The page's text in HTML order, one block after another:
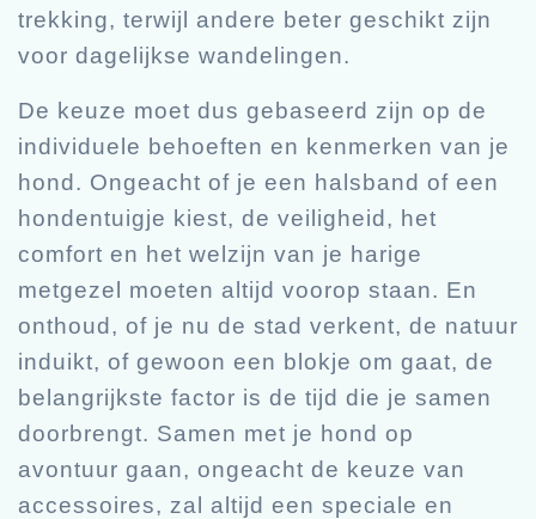
trekking, terwijl andere beter geschikt zijn
voor dagelijkse wandelingen.
De keuze moet dus gebaseerd zijn op de
individuele behoeften en kenmerken van je
hond. Ongeacht of je een halsband of een
hondentuigje kiest, de veiligheid, het
comfort en het welzijn van je harige
metgezel moeten altijd voorop staan. En
onthoud, of je nu de stad verkent, de natuur
induikt, of gewoon een blokje om gaat, de
belangrijkste factor is de tijd die je samen
doorbrengt. Samen met je hond op
avontuur gaan, ongeacht de keuze van
accessoires, zal altijd een speciale en